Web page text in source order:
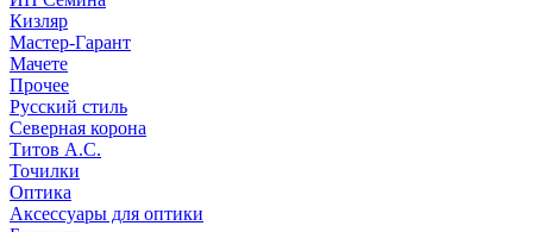
Кизляр
Мастер-Гарант
Мачете
Прочее
Русский стиль
Северная корона
Титов А.С.
Точилки
Оптика
Аксессуары для оптики